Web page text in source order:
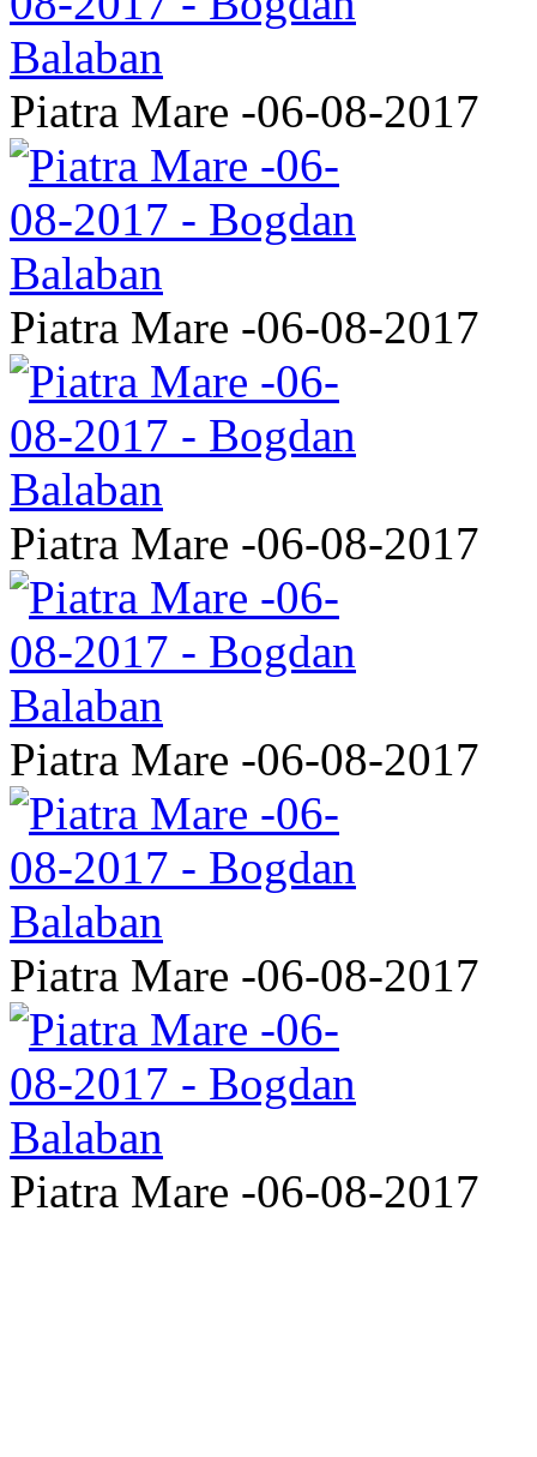
Piatra Mare -06-08-2017
Piatra Mare -06-08-2017
Piatra Mare -06-08-2017
Piatra Mare -06-08-2017
Piatra Mare -06-08-2017
Piatra Mare -06-08-2017